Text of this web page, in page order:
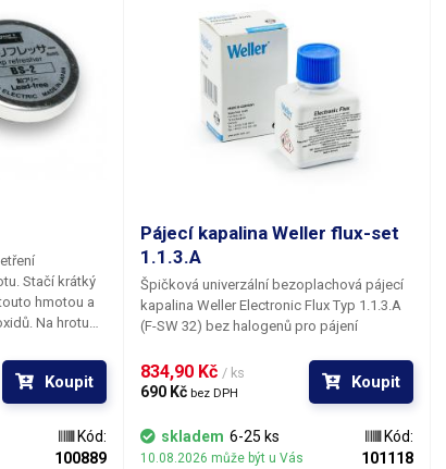
Stačí krátký
hmotou a
Na hrotu
nového
Koupit
Kód:
100889
Pájecí kapalina Weller flux-set
1.1.3.A
Špičková univerzální bezoplachová pájecí
kapalina Weller Electronic Flux Typ 1.1.3.A
(F-SW 32) bez halogenů pro pájení
pokovování součástí v cínových lázních.
Zbytky tavidla nezpůsobují korozi a není
nutné je z pájených spojů odstraňovat.
834,90 Kč / ks
690 Kč bez DPH
Koupit
skladem 6-25 ks
10.08.2026 může být u Vás
Kód:
101118